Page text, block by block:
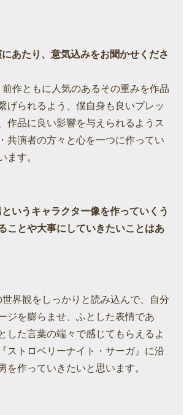
にあたり、意気込みをお聞かせくださ
前作ともに人気のあるその重みを作品
げられるよう、僕自身も良いプレッ
作品に良い影響を与えられるようス
共演者の方々と心を一つに作ってい
ます。
というキャラクター像を作っていくう
ことや大事にしていきたいことはあ
世界観をしっかりと読み込んで、自分
ジを膨らませ、ふとした表情であ
した言葉の端々で感じてもらえるよ
ストロベリーナイト・サーガ』に沿
を作っていきたいと思います。